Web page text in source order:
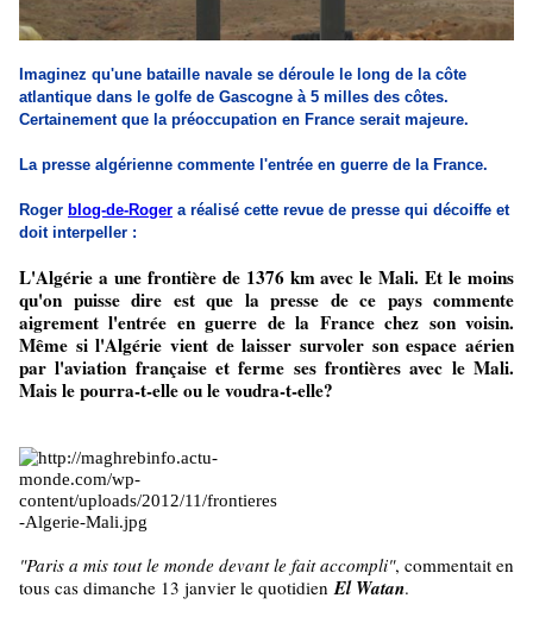
Imaginez qu'une bataille navale se déroule le long de la côte
atlantique dans le golfe de Gascogne à 5 milles des côtes.
Certainement que la préoccupation en France serait majeure.
La presse algérienne commente l'entrée en guerre de la France.
Roger blog-de-Roger a réalisé cette revue de presse qui décoiffe et
doit interpeller :
L'Algérie a une frontière de 1376 km avec le Mali. Et le moins
qu'on puisse dire est que la presse de ce pays commente
aigrement l'entrée en guerre de la France chez son voisin.
Même si l'Algérie vient de laisser survoler son espace aérien
par l'aviation française et ferme ses frontières avec le Mali.
Mais le pourra-t-elle ou le voudra-t-elle?
"Paris a mis tout le monde devant le fait accompli", commentait en
tous cas dimanche 13 janvier le quotidien El Watan.